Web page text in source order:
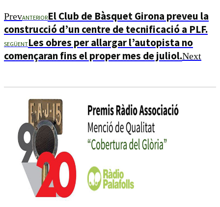
PrevANTERIOREl Club de Bàsquet Girona preveu la
construcció d’un centre de tecnificació a PLF.
SEGÜENTLes obres per allargar l’autopista no
començaran fins el proper mes de juliol.Next